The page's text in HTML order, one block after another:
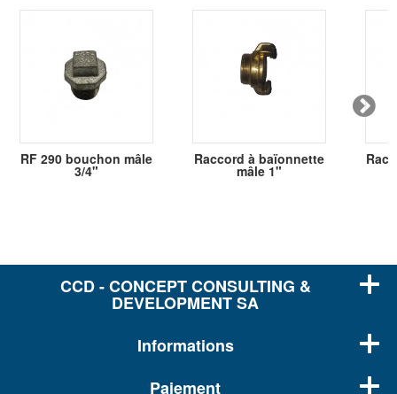
RF 290 bouchon mâle
3/4"
Raccord à baïonnette
mâle 1"
CCD - CONCEPT CONSULTING &
DEVELOPMENT SA
Informations
Paiement